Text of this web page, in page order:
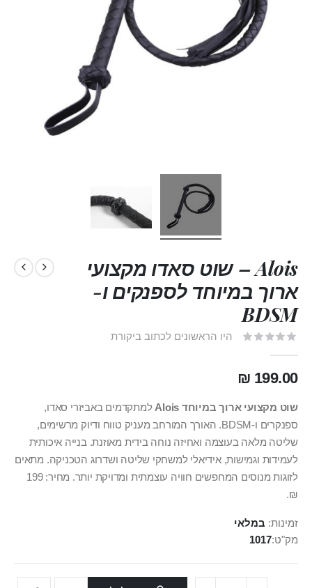
Alois – שוט סאדו מקצועי
ארוך במיוחד לספנקים ו-
BDSM
היו הראשונים לכתוב ביקורת
199.00 ₪
שוט מקצועי ארוך במיוחד Alois
למתקדמים באביזרי סאדו,
ספנקרים ו-BDSM. האורך המורחב מעניק טווח ודיוק מרשימים,
שליטה מלאה בעוצמה ואחיזה נוחה בידית מאוזנת. בנייה איכותית
לעמידות וגמישות, אידיאלי למשחקי שליטה ושדרוג הטכניקה. מתאים
לזוגות מנוסים המחפשים חוויה עוצמתית ומדויקת יותר. מחיר: 199
₪.
זמינות: במלאי
מק"ט 1017